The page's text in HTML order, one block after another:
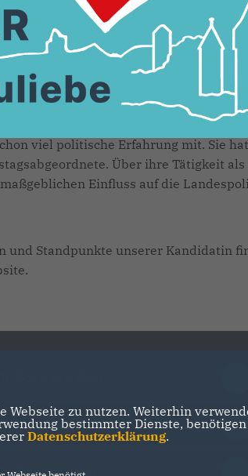
Bischof ist in Fritzlar
gegangen. Über ein Sportstipendium ist
und hat dort Wirtschaft
Mutter auch Volljuristin.
viel politische Erfahrung mit. Sie
Über ihre Tätigkeit als
Einfluss auf die
Standpunkte unserer Kandidatin
Hessen
Deutschlands
Webseite zu nutzen. Weiterhin
bestimmter Dienste,
Datenschutzerklärung.